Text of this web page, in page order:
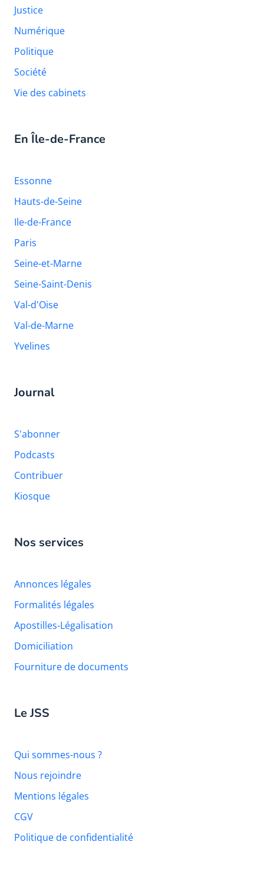
Justice
Numérique
Politique
Société
Vie des cabinets
En Île-de-France
Essonne
Hauts-de-Seine
Ile-de-France
Paris
Seine-et-Marne
Seine-Saint-Denis
Val-d'Oise
Val-de-Marne
Yvelines
Journal
S'abonner
Podcasts
Contribuer
Kiosque
Nos services
Annonces légales
Formalités légales
Apostilles-Légalisation
Domiciliation
Fourniture de documents
Le JSS
Qui sommes-nous ?
Nous rejoindre
Mentions légales
CGV
Politique de confidentialité